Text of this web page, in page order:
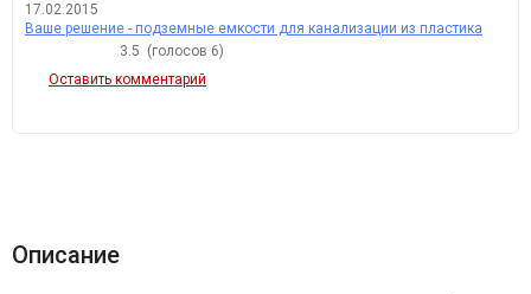
17.02.2015
Ваше решение - подземные емкости для канализации из пластика
3.5 (голосов 6)
Оставить комментарий
Описание